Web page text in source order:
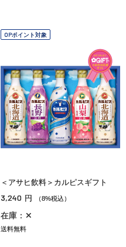
OPポイント対象
＜アサヒ飲料＞カルピスギフト
3,240 円 （8%税込）
在庫：✕
送料無料